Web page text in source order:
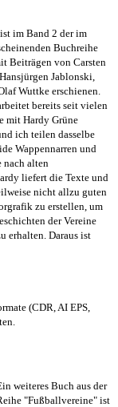
im Band 2 der im
Buchreihe
Beiträgen von Carsten
Jablonski,
Wuttke erschienen.
bereits seit vielen
mit Hardy Grüne
ich teilen dasselbe
Wappennarren und
nach alten
liefert die Texte und
nicht allzu guten
zu erstellen, um
der Vereine
erhalten. Daraus ist
(CDR, AI EPS,
weiteres Buch aus der
"Fußballvereine" ist